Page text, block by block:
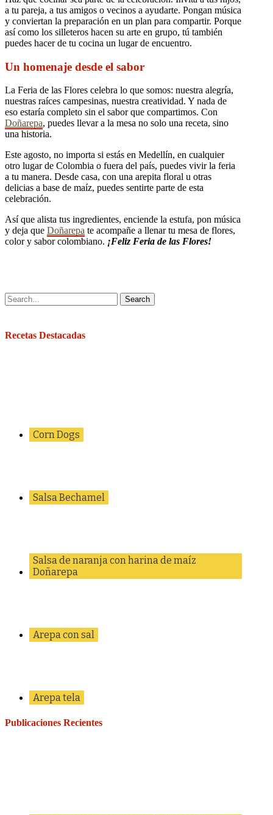
a tu pareja, a tus amigos o vecinos a ayudarte. Pongan música
y conviertan la preparación en un plan para compartir. Porque
así como los silleteros hacen su arte en grupo, tú también
puedes hacer de tu cocina un lugar de encuentro.
Un homenaje desde el sabor
La Feria de las Flores celebra lo que somos: nuestra alegría,
nuestras raíces campesinas, nuestra creatividad. Y nada de
eso estaría completo sin el sabor que compartimos. Con
Doñarepa, puedes llevar a la mesa no solo una receta, sino
una historia.
Este agosto, no importa si estás en Medellín, en cualquier
otro lugar de Colombia o fuera del país, puedes vivir la feria
a tu manera. Desde casa, con una arepita floral u otras
delicias a base de maíz, puedes sentirte parte de esta
celebración.
Así que alista tus ingredientes, enciende la estufa, pon música
y deja queDoñarepa te acompañe a llenar tu mesa de flores,
color y sabor colombiano. ¡Feliz Feria de las Flores!
Search
Recetas Destacadas
Corn Dogs
Salsa Bechamel
Salsa de naranja con harina de maíz
Doñarepa
Arepa con sal
Arepa tela
Publicaciones Recientes